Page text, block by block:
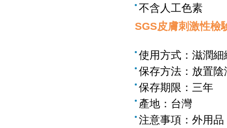
不含人工色素
SGS皮膚刺激性檢
使用方式：滋潤細
保存方法：放置
保存期限：三年
產地：台灣
注意事項：外用